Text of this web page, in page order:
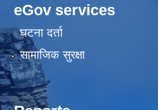
eGov services
घटना दर्ता
सामाजिक सुरक्षा